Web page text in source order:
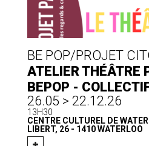
BE POP/PROJET
ATELIER THÉÂTRE
BEPOP -
26.05 > 22.12.26
13H30
CENTRE CULTUREL DE
LIBERT, 26 - 1410 WATERLOO